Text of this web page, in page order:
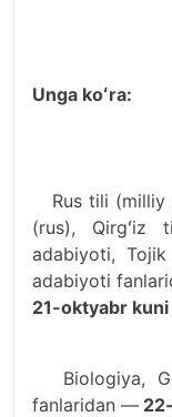
Unga koʻra:
Rus tili
(rus),
adabiyoti,
adabiyoti
21-oktyabr
Biologiya,
fanlaridan —